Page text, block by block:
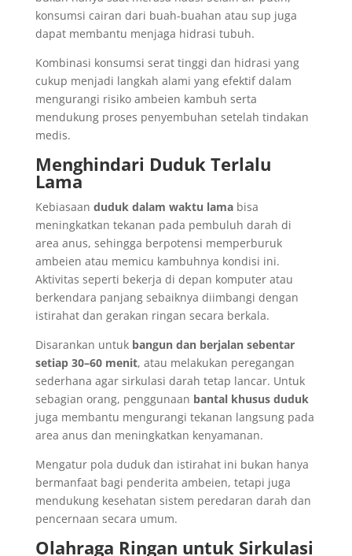
konsumsi cairan dari buah-buahan atau sup juga
dapat membantu menjaga hidrasi tubuh.
Kombinasi konsumsi serat tinggi dan hidrasi yang
cukup menjadi langkah alami yang efektif dalam
mengurangi risiko ambeien kambuh serta
mendukung proses penyembuhan setelah tindakan
medis.
Menghindari Duduk Terlalu
Lama
Kebiasaan duduk dalam waktu lamabisa
meningkatkan tekanan pada pembuluh darah di
area anus, sehingga berpotensi memperburuk
ambeien atau memicu kambuhnya kondisi ini.
Aktivitas seperti bekerja di depan komputer atau
berkendara panjang sebaiknya diimbangi dengan
istirahat dan gerakan ringan secara berkala.
Disarankan untuk bangun dan berjalan sebentar
setiap 30–60 menit, atau melakukan peregangan
sederhana agar sirkulasi darah tetap lancar. Untuk
sebagian orang, penggunaan bantal khusus duduk
juga membantu mengurangi tekanan langsung pada
area anus dan meningkatkan kenyamanan.
Mengatur pola duduk dan istirahat ini bukan hanya
bermanfaat bagi penderita ambeien, tetapi juga
mendukung kesehatan sistem peredaran darah dan
pencernaan secara umum.
Olahraga Ringan untuk Sirkulasi